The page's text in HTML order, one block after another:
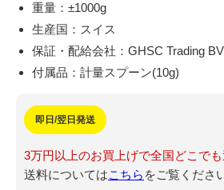
重量：±1000g
生産国：スイス
保証・配給会社：GHSC Trading BV
付属品：計量スプーン(10g)
即日/翌日発送
3万円以上のお買上げで全国どこで
送料についてはこちら をご覧くださ